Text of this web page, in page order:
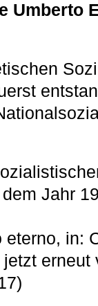
Umberto
Jahr
in: